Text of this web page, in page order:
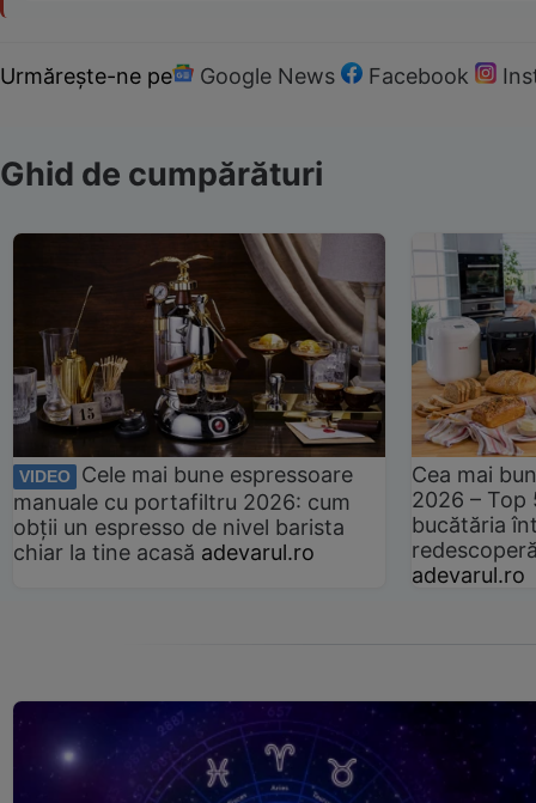
Urmărește-ne pe Google News Facebook
Ghid de cumpărături
VIDEO
Cele mai bune espressoare
manuale cu portafiltru 2026: cum
obții un espresso de nivel barista
chiar la tine acasă adevarul.ro
Cea mai
2026 –
bucătăria
adevarul.ro